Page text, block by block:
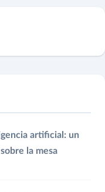
artificial: un
la mesa